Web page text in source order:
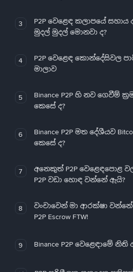
3
P2P වෙළෙඳ කලාපයේ
මුදල් මුදල් මොනවා ද?
4
P2P වෙළෙඳ කොන්දේසිවල
මාලාව
5
Binance P2P හි නව ගෙවීම්
කෙසේ ද?
6
Binance P2P මත දේශීයව
කෙසේ ද?
7
අනෙකුත් P2P වෙළෙඳපොළ
P2P වඩා හොඳ වන්නේ ඇයි?
8
වංචාවෙන් මා ආරක්ෂා වන්නේ
P2P Escrow FTW!
9 Binance P2P වෙළෙඳාමේ